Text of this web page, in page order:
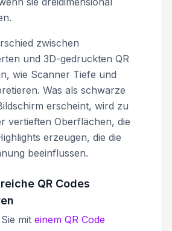
zwischen
und 3D-gedruckten QR
wie Scanner Tiefe und
Was als schwarze
erscheint, wird zu
vertieften Oberflächen, die
erzeugen, die die
beeinflussen.
QR Codes
mit einem QR Code